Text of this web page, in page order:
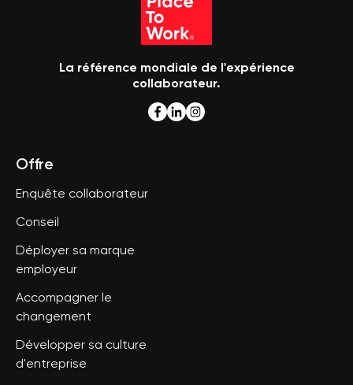
La référence mondiale de l'expérience
collaborateur.
Offre
Enquête collaborateur
Conseil
Déployer sa marque
employeur
Accompagner le
changement
Développer sa culture
d'entreprise